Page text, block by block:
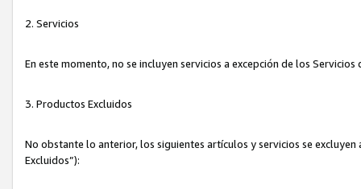
2. Servicios
En este momento, no se incluyen servicios a excepción de los
3. Productos Excluidos
No obstante lo anterior, los siguientes artículos y servicios se
Excluidos”):